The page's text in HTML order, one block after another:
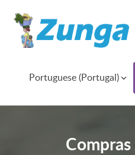
Portuguese (Portugal)